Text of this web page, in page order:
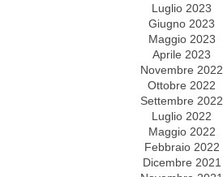
Luglio 2023
Giugno 2023
Maggio 2023
Aprile 2023
Novembre 2022
Ottobre 2022
Settembre 2022
Luglio 2022
Maggio 2022
Febbraio 2022
Dicembre 2021